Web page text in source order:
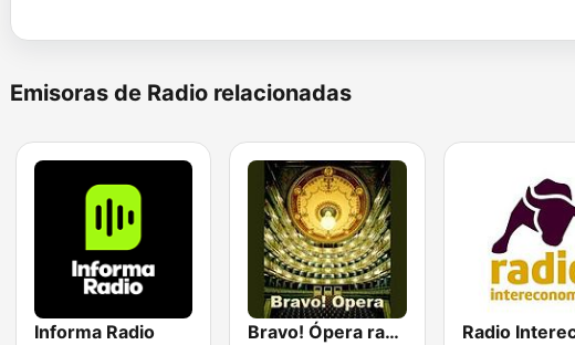
Emisoras de Radio relacionadas
Informa Radio Bravo! Ópera radio